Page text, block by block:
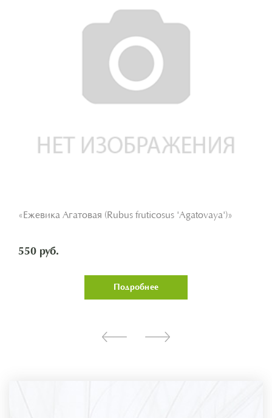
«Ежевика Агатовая (Rubus fruticosus 'Agatovaya')»
550 руб.
Подробнее